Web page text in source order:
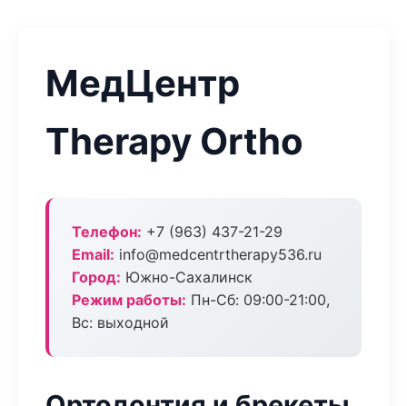
МедЦентр
Therapy Ortho
Телефон: +7 (963) 437-21-29
Email: info@medcentrtherapy536.ru
Город: Южно-Сахалинск
Режим работы: Пн-Сб: 09:00-21:00,
Вс: выходной